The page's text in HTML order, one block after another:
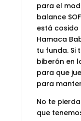
para el
balance
está cosido
Hamaca
tu funda. Si
biberón en
para que
para
No te
que